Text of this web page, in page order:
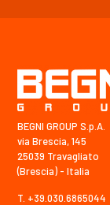
BEGNI GROUP S.p.A.
via Brescia, 145
25039 Travagliato
(Brescia) - Italia
T. +39.030.6865044